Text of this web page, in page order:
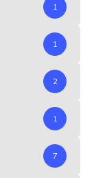
1
1
2
1
7